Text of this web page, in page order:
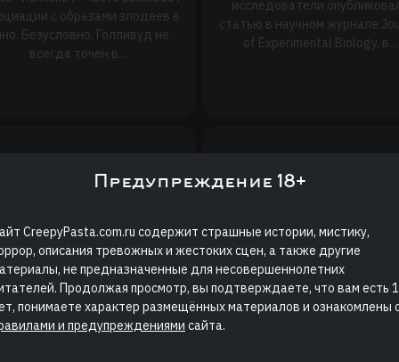
с образами злодеев в
Безусловно, Голливуд не
всегда точен в…
исследователи
статью в научном журнале
of Experimental Biology, в…
был
Виталий Одинцов
обнаружили у фараона
сверхъестественные
мутации.
Денис Л.
Название мышьяка в
языке происходит от слова
«мышь», в связи с
Предупреждение 18+
CreepyPasta.com.ru содержит страшные истории, мистику,
описания тревожных и жестоких сцен, а также другие
не предназначенные для несовершеннолетних
Продолжая просмотр, вы подтверждаете, что вам есть
понимаете характер размещённых материалов и ознакомлены
и предупреждениями сайта.